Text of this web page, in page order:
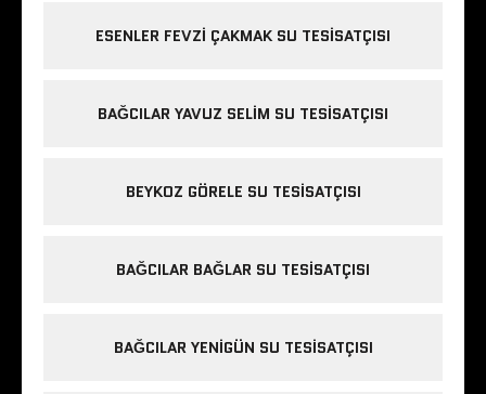
ESENLER FEVZI ÇAKMAK SU TESISATÇISI
BAĞCILAR YAVUZ SELIM SU TESISATÇISI
BEYKOZ GÖRELE SU TESISATÇISI
BAĞCILAR BAĞLAR SU TESISATÇISI
BAĞCILAR YENIGÜN SU TESISATÇISI